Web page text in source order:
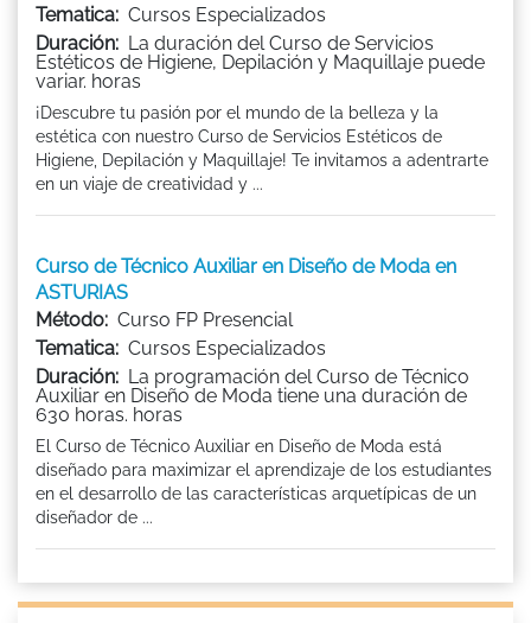
Tematica: Cursos Especializados
Duración: La duración del Curso de Servicios
Estéticos de Higiene, Depilación y Maquillaje puede
variar. horas
¡Descubre tu pasión por el mundo de la belleza y la
estética con nuestro Curso de Servicios Estéticos de
Higiene, Depilación y Maquillaje! Te invitamos a adentrarte
en un viaje de creatividad y ...
Curso de Técnico Auxiliar en Diseño de Moda en
ASTURIAS
Método: Curso FP Presencial
Tematica: Cursos Especializados
Duración: La programación del Curso de Técnico
Auxiliar en Diseño de Moda tiene una duración de
630 horas. horas
El Curso de Técnico Auxiliar en Diseño de Moda está
diseñado para maximizar el aprendizaje de los estudiantes
en el desarrollo de las características arquetípicas de un
diseñador de ...